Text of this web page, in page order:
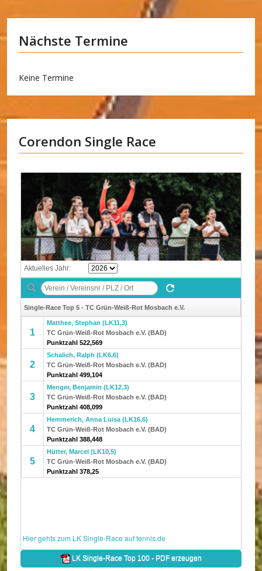
Nächste Termine
Keine Termine
Corendon Single Race